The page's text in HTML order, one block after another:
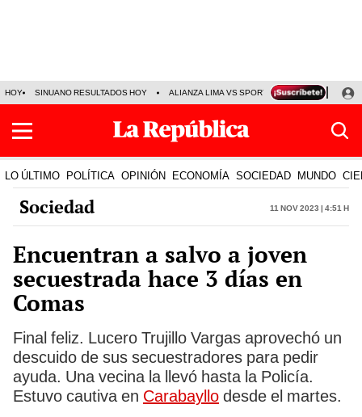
HOY SINUANO RESULTADOS HOY ALIANZA LIMA VS SPORT BOYS JORGE
LO ÚLTIMO POLÍTICA OPINIÓN ECONOMÍA SOCIEDAD MUNDO
Sociedad 11 Nov 2023 | 4:51 h
Encuentran a salvo a joven
secuestrada hace 3 días en
Comas
Final feliz. Lucero Trujillo Vargas aprovechó un
descuido de sus secuestradores para pedir
ayuda. Una vecina la llevó hasta la Policía.
Estuvo cautiva en Carabayllo desde el martes.